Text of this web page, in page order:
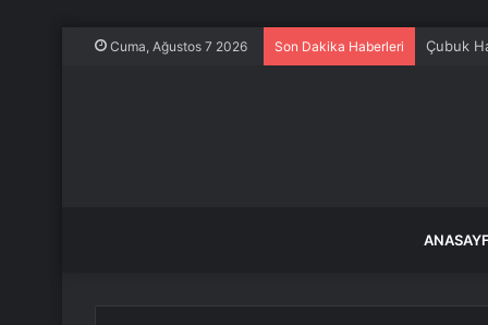
Cuma, Ağustos 7 2026 Son Dakika Haberleri Çubuk